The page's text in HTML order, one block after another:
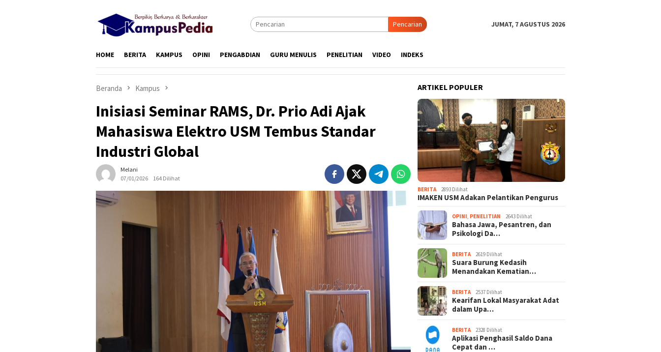
Pencarian JUMAT, 7 AGUSTUS 2026
HOME BERITA KAMPUS OPINI PENGABDIAN GURU MENULIS PENELITIAN VIDEO INDEKS
Beranda Kampus
Inisiasi Seminar RAMS, Dr. Prio Adi Ajak
Mahasiswa Elektro USM Tembus Standar
Industri Global
Melani
07/01/2026
164 Dilihat
ARTIKEL POPULER
BERITA 2893 Dilihat
IMAKEN USM Adakan Pelantikan Pengurus
OPINI PENELITIAN 2643 Dilihat
Bahasa Jawa, Pesantren, dan
Psikologi Da…
BERITA 2619 Dilihat
Suara Burung Kedasih
Menandakan Kematian…
BERITA 2537 Dilihat
Kearifan Lokal Masyarakat Adat
dalam Upa…
BERITA 2328 Dilihat
Aplikasi Penghasil Saldo Dana
Cepat dan …